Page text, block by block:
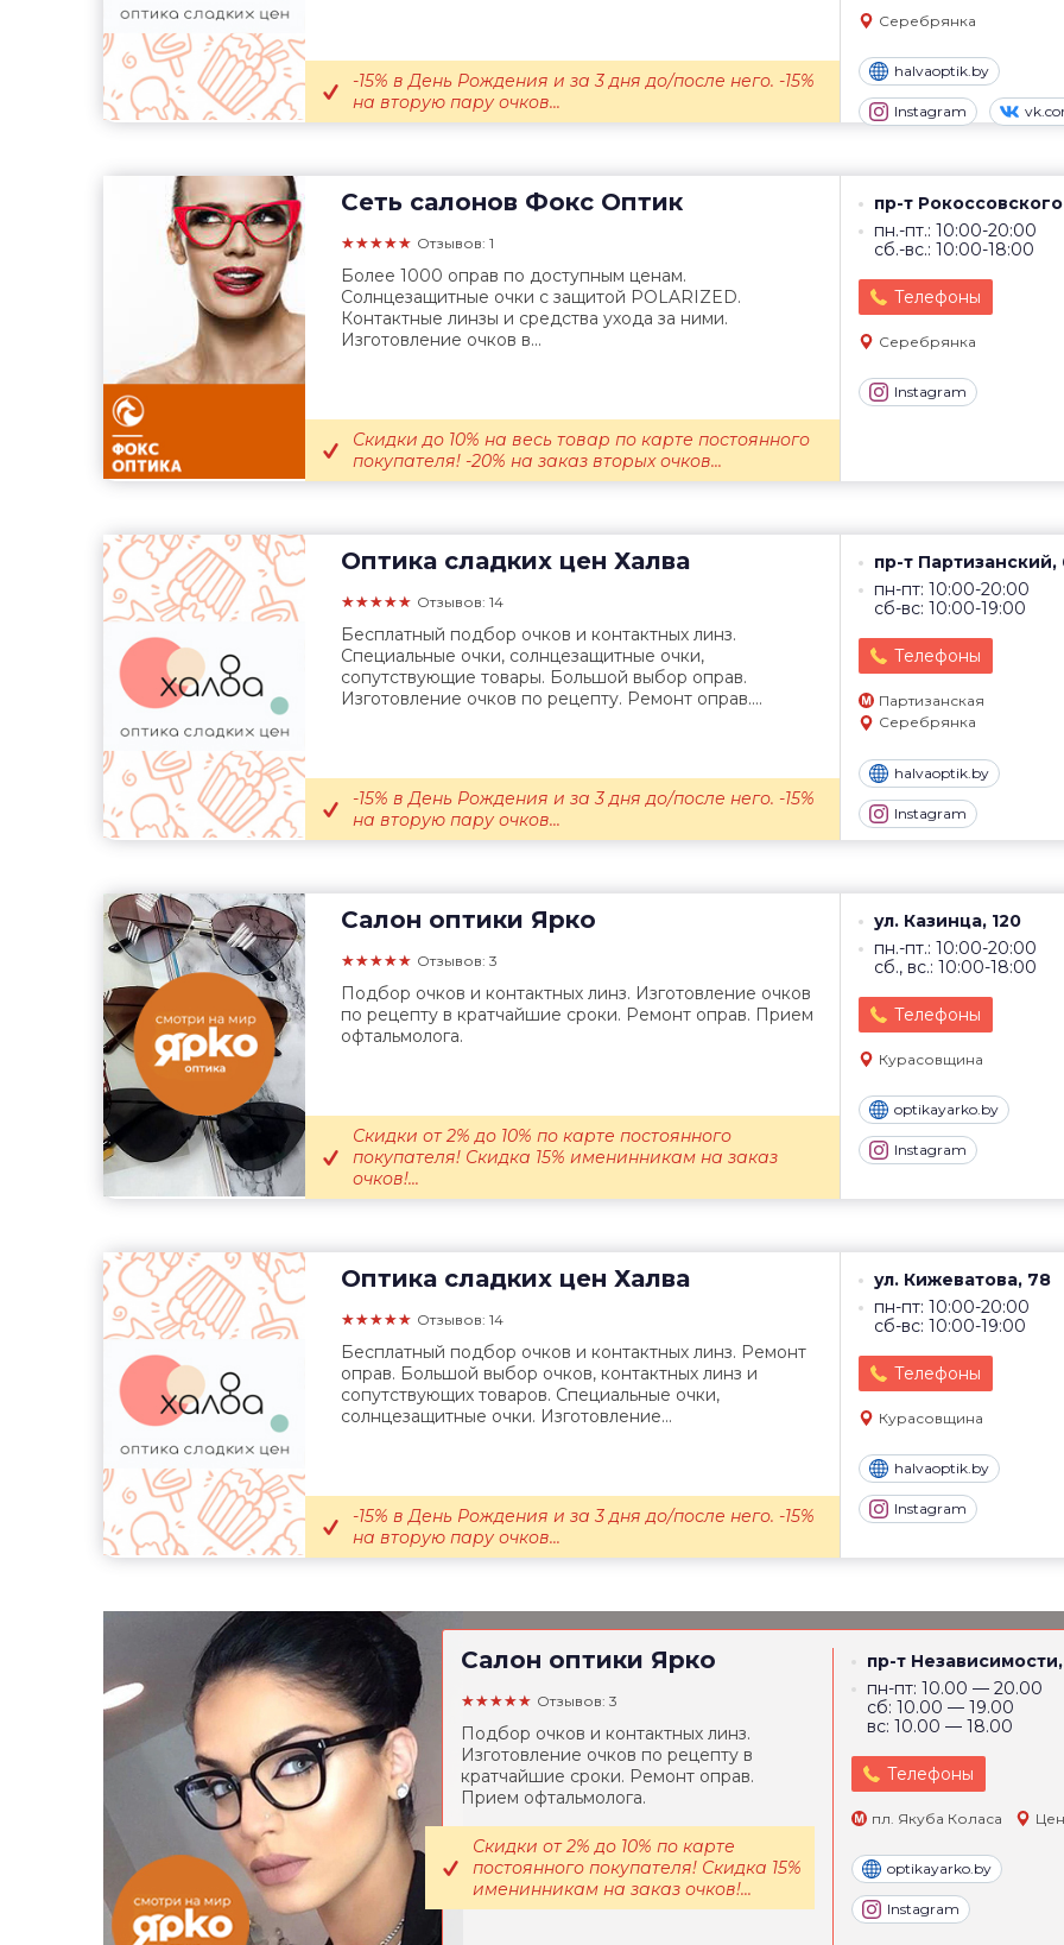
Серебрянка
halvaoptik.by
Instagram
-15% в День Рождения и за 3 дня до/после него. -15%
на вторую пару очков...
Сеть салонов Фокс Оптик
★★★★★ Отзывов: 1
пр-т
пн.-пт.: 10:00-20:00
сб.-вс.: 10:00-18:00
Телефоны
Серебрянка
Instagram
Более 1000 оправ по доступным ценам.
Солнцезащитные очки с защитой POLARIZED.
Контактные линзы и средства ухода за ними.
Изготовление очков в...
Скидки до 10% на весь товар по карте постоянного
покупателя! -20% на заказ вторых очков...
Оптика сладких цен Халва
★★★★★ Отзывов: 14
пр-т Партизанский,
пн-пт: 10:00-20:00
сб-вс: 10:00-19:00
Телефоны
Партизанская
Серебрянка
halvaoptik.by
Instagram
Бесплатный подбор очков и контактных линз.
Специальные очки, солнцезащитные очки,
сопутствующие товары. Большой выбор оправ.
Изготовление очков по рецепту. Ремонт оправ....
-15% в День Рождения и за 3 дня до/после него. -15%
на вторую пару очков...
Салон оптики Ярко
★★★★★ Отзывов: 3
ул. Казинца, 120
пн.-пт.: 10:00-20:00
сб., вс.: 10:00-18:00
Телефоны
Курасовщина
optikayarko.by
Instagram
Подбор очков и контактных линз. Изготовление очков
по рецепту в кратчайшие сроки. Ремонт оправ. Прием
офтальмолога.
Скидки от 2% до 10% по карте постоянного
покупателя! Скидка 15% именинникам на заказ
очков!...
Оптика сладких цен Халва
★★★★★ Отзывов: 14
ул. Кижеватова, 78
пн-пт: 10:00-20:00
сб-вс: 10:00-19:00
Телефоны
Курасовщина
halvaoptik.by
Instagram
Бесплатный подбор очков и контактных линз. Ремонт
оправ. Большой выбор очков, контактных линз и
сопутствующих товаров. Специальные очки,
солнцезащитные очки. Изготовление...
-15% в День Рождения и за 3 дня до/после него. -15%
на вторую пару очков...
Салон оптики Ярко
★★★★★ Отзывов: 3
пр-т
пн-пт: 10.00 — 20.00
сб: 10.00 — 19.00
вс: 10.00 — 18.00
Телефоны
пл. Якуба Коласа
optikayarko.by
Instagram
Подбор очков и контактных линз.
Изготовление очков по рецепту в
кратчайшие сроки. Ремонт оправ.
Прием офтальмолога.
Скидки от 2% до 10% по карте
постоянного покупателя! Скидка 15%
именинникам на заказ очков!...